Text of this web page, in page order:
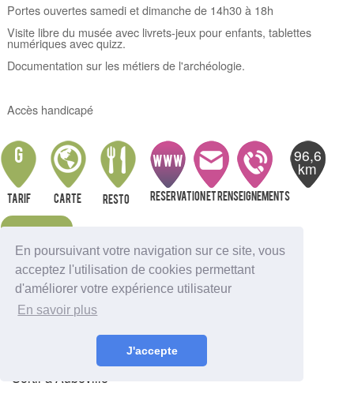
En poursuivant votre navigation sur ce site, vous
acceptez l'utilisation de cookies permettant
d'améliorer votre expérience utilisateur
En savoir plus
J'accepte
Portes ouvertes samedi et dimanche de 14h30 à 18h
Visite libre du musée avec livrets-jeux pour enfants, tablettes
numériques avec quizz.
Documentation sur les métiers de l'archéologie.
Accès handicapé
G
Tarif Carte resto
WWW
Reservation et renseignements
96,6
km
Nous indiquer une erreur
Sortir à Ambutrix
Sortir à Anglefort
Sortir à Amberac
Sortir à Aubeterre-sur-Dronne
Sortir à Aubeville